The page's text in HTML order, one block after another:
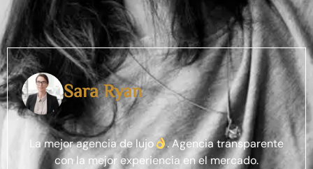
Flavio Filippo
Seguramente la agencia más importante de España
con sedes en diferentes lugares con alta demanda